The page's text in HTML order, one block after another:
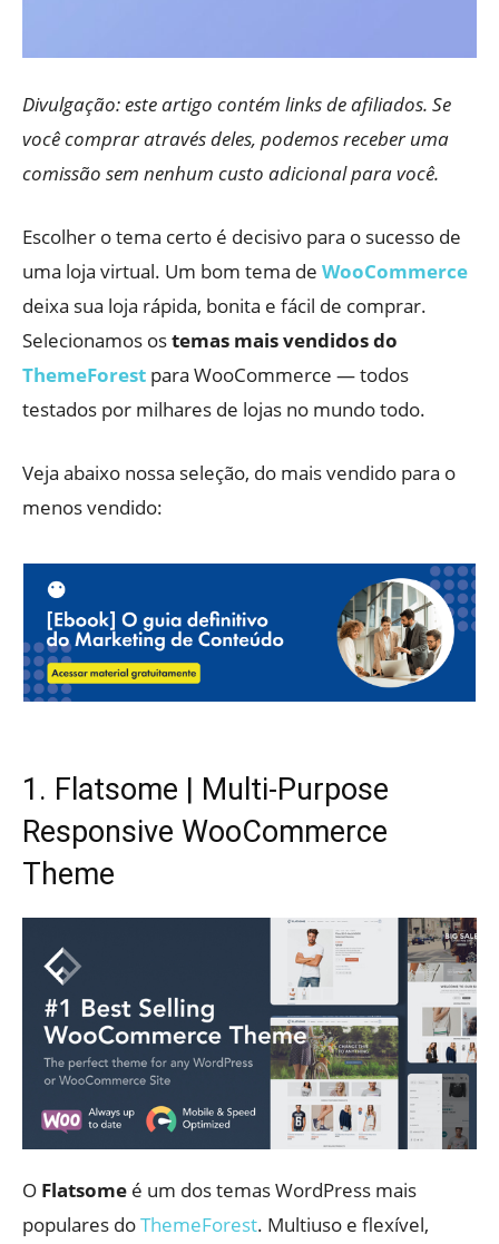
Divulgação: este artigo contém links de afiliados. Se
você comprar através deles, podemos receber uma
comissão sem nenhum custo adicional para você.
Escolher o tema certo é decisivo para o sucesso de
uma loja virtual. Um bom tema de WooCommerce
deixa sua loja rápida, bonita e fácil de comprar.
Selecionamos ostemas mais vendidos do
ThemeForest para WooCommerce — todos
testados por milhares de lojas no mundo todo.
Veja abaixo nossa seleção, do mais vendido para o
menos vendido:
1. Flatsome | Multi-Purpose
Responsive WooCommerce
Theme
O Flatsome é um dos temas WordPress mais
populares doThemeForest. Multiuso e flexível,